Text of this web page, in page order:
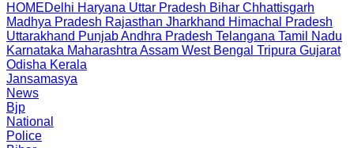
HOMEDelhi Haryana Uttar Pradesh Bihar Chhattisgarh
Madhya Pradesh Rajasthan Jharkhand Himachal Pradesh
Uttarakhand PunjabAndhra Pradesh Telangana Tamil Nadu
Karnataka Maharashtra Assam West Bengal Tripura Gujarat
Odisha Kerala
Jansamasya
News
Bjp
National
Police